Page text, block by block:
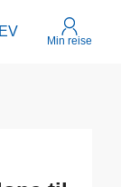
Min reise
Fortsett